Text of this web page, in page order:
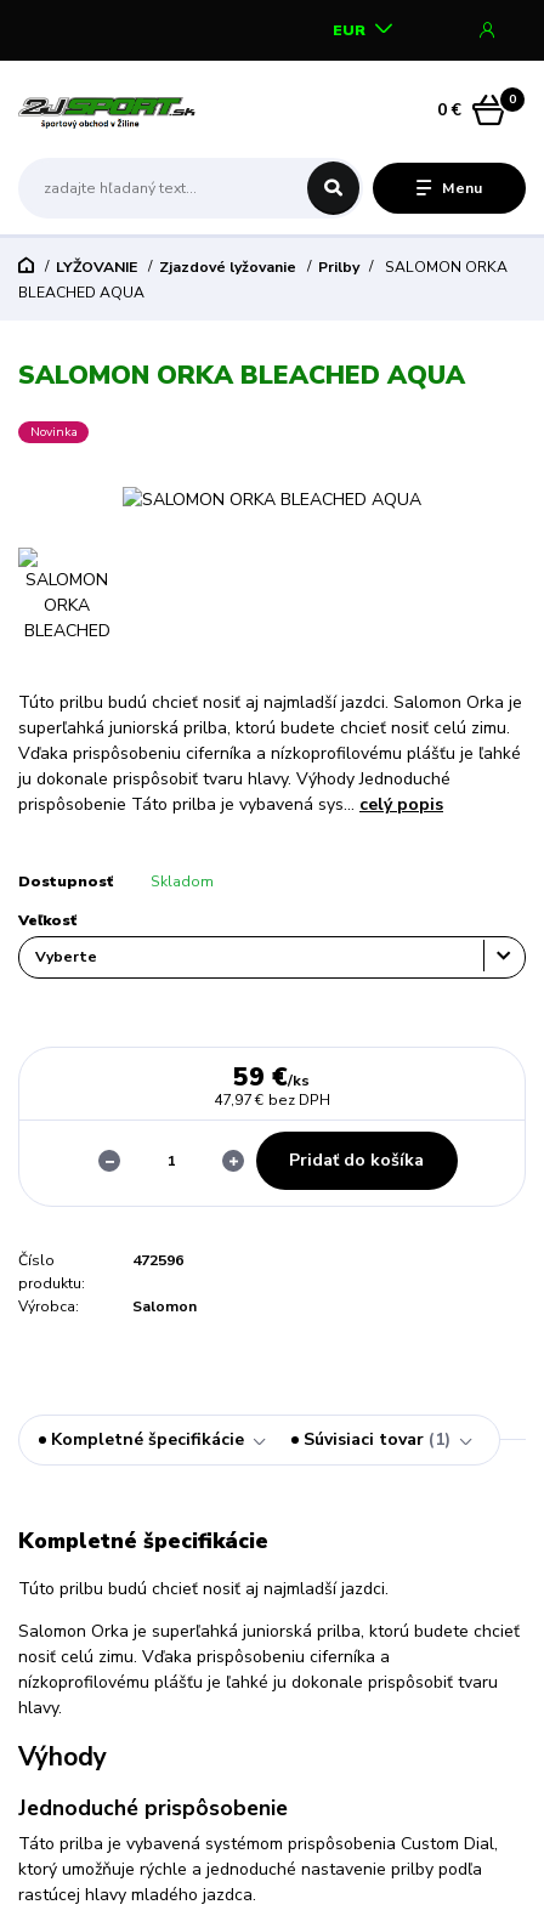
Menu
EUR
0
0 €
LYŽOVANIE Zjazdové lyžovanie Prilby
SALOMON ORKA
BLEACHED AQUA
SALOMON ORKA BLEACHED AQUA
Novinka
Túto prilbu budú chcieť nosiť aj najmladší jazdci. Salomon Orka je
superľahká juniorská prilba, ktorú budete chcieť nosiť celú zimu.
Vďaka prispôsobeniu ciferníka a nízkoprofilovému plášťu je ľahké
ju dokonale prispôsobiť tvaru hlavy. Výhody Jednoduché
prispôsobenie Táto prilba je vybavená sys... celý popis
Dostupnosť Skladom
Veľkosť
59 €/ks
47,97 € bez DPH
Pridať do košíka
Číslo
produktu:
472596
Výrobca: Salomon
Kompletné špecifikácie Súvisiaci tovar 1
Kompletné špecifikácie
Túto prilbu budú chcieť nosiť aj najmladší jazdci.
Salomon Orka je superľahká juniorská prilba, ktorú budete chcieť
nosiť celú zimu. Vďaka prispôsobeniu ciferníka a
nízkoprofilovému plášťu je ľahké ju dokonale prispôsobiť tvaru
hlavy.
Výhody
Jednoduché prispôsobenie
Táto prilba je vybavená systémom prispôsobenia Custom Dial,
ktorý umožňuje rýchle a jednoduché nastavenie prilby podľa
rastúcej hlavy mladého jazdca.